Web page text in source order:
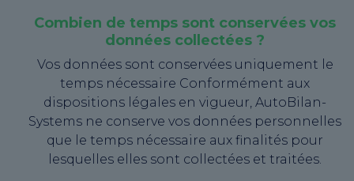
Combien de temps sont conservées vos
données collectées ?
Vos données sont conservées uniquement le
temps nécessaire Conformément aux
dispositions légales en vigueur, AutoBilan-
Systems ne conserve vos données personnelles
que le temps nécessaire aux finalités pour
lesquelles elles sont collectées et traitées.